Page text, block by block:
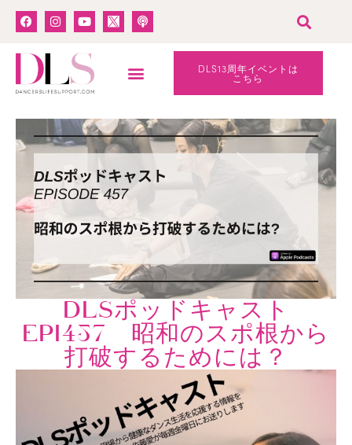
DLS13周年イベントは
こちら
DLSポッドキャスト
EPI457 昭和のスポ根から
打破するためには？